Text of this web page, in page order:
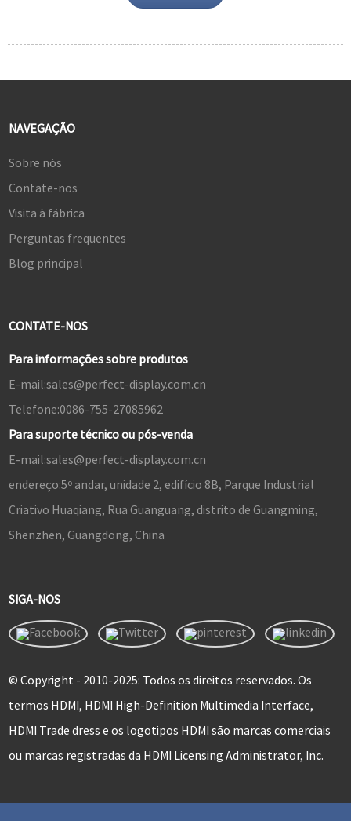
NAVEGAÇÃO
Sobre nós
Contate-nos
Visita à fábrica
Perguntas frequentes
Blog principal
CONTATE-NOS
Para informações sobre produtos
E-mail:sales@perfect-display.com.cn
Telefone:0086-755-27085962
Para suporte técnico ou pós-venda
E-mail:sales@perfect-display.com.cn
endereço:5º andar, unidade 2, edifício 8B, Parque Industrial
Criativo Huaqiang, Rua Guanguang, distrito de Guangming,
Shenzhen, Guangdong, China
SIGA-NOS
© Copyright - 2010-2025: Todos os direitos reservados. Os
termos HDMI, HDMI High-Definition Multimedia Interface,
HDMI Trade dress e os logotipos HDMI são marcas comerciais
ou marcas registradas da HDMI Licensing Administrator, Inc.